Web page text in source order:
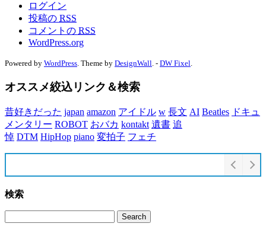
ログイン
投稿の RSS
コメントの RSS
WordPress.org
Powered by WordPress. Theme by DesignWall. - DW Fixel.
オススメ絞込リンク＆検索
昔好きだった japan amazon アイドル w 長文 AI Beatles ドキュ
メンタリー ROBOT おバカ kontakt 遺書 追
悼 DTM HipHop piano 変拍子 フェチ
検索